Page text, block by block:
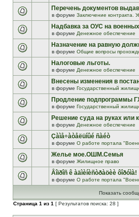
Перечень документов
в форуме Заключение контракта.
Надбавка за ОУС на
в форуме Денежное обеспечение
Назначение на равную
в форуме Общие вопросы
Налоговые льготы.
в форуме Денежное обеспечение
Внесены изменения в
в форуме Государственный
Продление подпрограммы
в форуме Государственный
Решение суда на руках или
в форуме Денежное обеспечение
Çàìå÷àòåëüíûé ñàéò
в форуме О работе портала
Желье мое.ОШМ.Семья
в форуме Жилищное право
Âîïðîñ ê àäìèíèñòðàöèè ôîðóìà!
в форуме О работе портала
Показать
Страница 1 из 1 [ Результатов поиска: 28 ]